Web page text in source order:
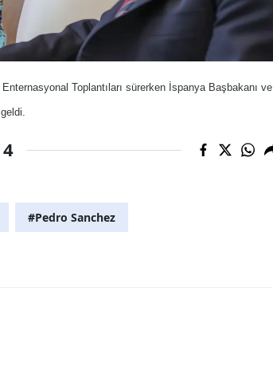
Toplantıları sürerken İspanya Başbakanı ve
4
#Pedro Sanchez